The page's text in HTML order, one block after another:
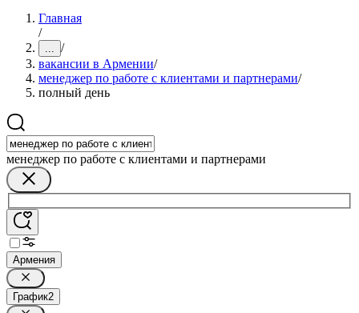
Главная
/
... /
вакансии в Армении/
менеджер по работе с клиентами и партнерами/
полный день
менеджер по работе с клиентами и партнерами
Армения
График2